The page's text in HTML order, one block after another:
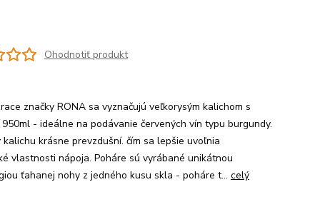
Ohodnotiť produkt
značky RONA sa vyznačujú veľkorysým kalichom s
950ml - ideálne na podávanie červených vín typu burgundy.
kalichu krásne prevzdušní. čím sa lepšie uvoľnia
vlastnosti nápoja. Poháre sú vyrábané unikátnou
ťahanej nohy z jedného kusu skla - poháre t... celý